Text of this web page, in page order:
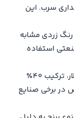
سرب. این
رنگ زردی مشابه
استفاده
مشابه به برنج دریاسالار، ترکیب ۴۰٪
در برخی صنایع